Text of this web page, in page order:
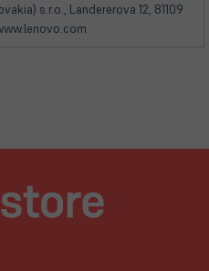
s.r.o., Landererova 12, 81109